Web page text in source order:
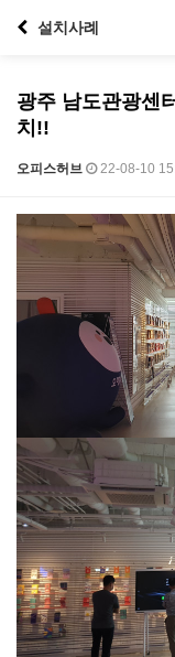
설치사례
광주 남도관광센
치!!
오피스허브 22-08-10
본문